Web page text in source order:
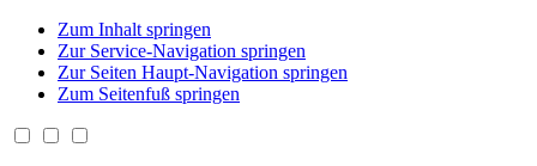
Zum Inhalt springen
Zur Service-Navigation springen
Zur Seiten Haupt-Navigation springen
Zum Seitenfuß springen